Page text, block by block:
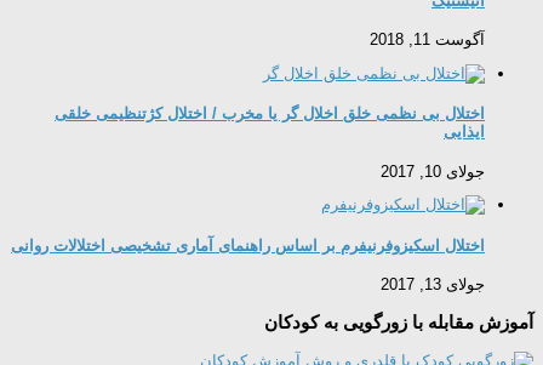
آگوست 11, 2018
اختلال بی نظمی خلق اخلال گر یا مخرب / اختلال کژتنظیمی خلقی
ایذایی
جولای 10, 2017
اختلال اسکیزوفرنیفرم بر اساس راهنمای آماری تشخیصی اختلالات روانی
جولای 13, 2017
آموزش مقابله با زورگویی به کودکان